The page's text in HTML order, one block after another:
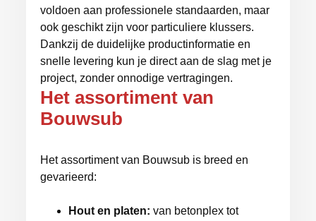
voldoen aan professionele standaarden, maar
ook geschikt zijn voor particuliere klussers.
Dankzij de duidelijke productinformatie en
snelle levering kun je direct aan de slag met je
project, zonder onnodige vertragingen.
Het assortiment van
Bouwsub
Het assortiment van Bouwsub is breed en
gevarieerd:
Hout en platen: van betonplex tot